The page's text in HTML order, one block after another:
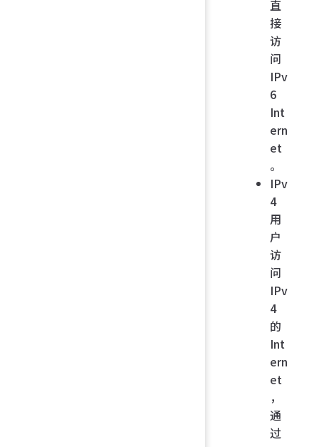
直
接
访
问
IPv
6
Int
ern
et
。
IPv
4
用
户
访
问
IPv
4
的
Int
ern
et
，
通
过